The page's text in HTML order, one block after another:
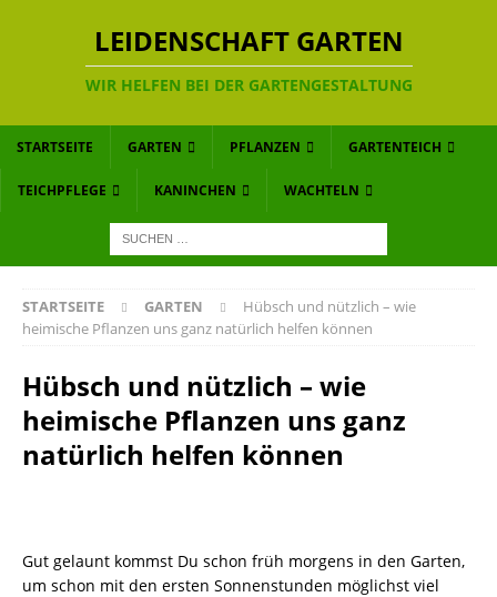
LEIDENSCHAFT GARTEN
WIR HELFEN BEI DER GARTENGESTALTUNG
STARTSEITE GARTEN PFLANZEN GARTENTEICH
TEICHPFLEGE KANINCHEN WACHTELN
STARTSEITE GARTEN
Hübsch und nützlich – wie
heimische Pflanzen uns ganz natürlich helfen können
Hübsch und nützlich – wie
heimische Pflanzen uns ganz
natürlich helfen können
Gut gelaunt kommst Du schon früh morgens in den Garten,
um schon mit den ersten Sonnenstunden möglichst viel